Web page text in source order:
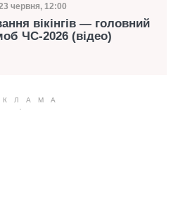
публікації
червня, 12:00
вікінгів — головний
ЧС-2026 (відео)